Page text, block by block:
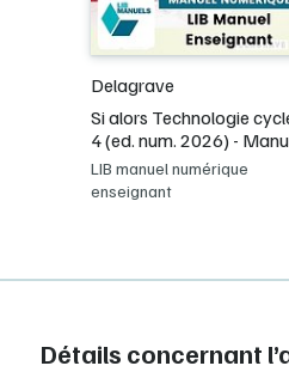
Delagrave
Si alors Technologie
4 (ed. num. 2026) -
LIB manuel numérique
enseignant
Détails concernant